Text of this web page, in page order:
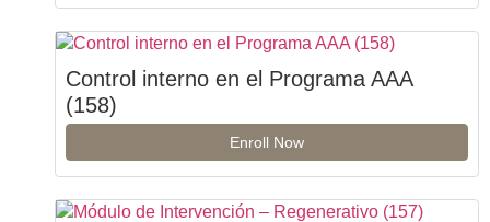
Control interno en el Programa AAA
(158)
Enroll Now